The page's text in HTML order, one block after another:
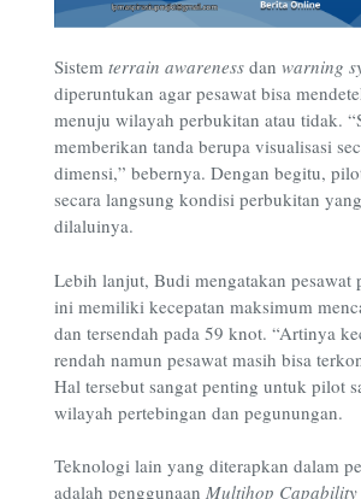
Sistem terrain awareness dan warning
diperuntukan agar pesawat bisa
menuju wilayah perbukitan atau tidak.
memberikan tanda berupa visualisasi
dimensi,” bebernya. Dengan begitu,
secara langsung kondisi perbukitan
dilaluinya.
Lebih lanjut, Budi mengatakan pesawat
ini memiliki kecepatan maksimum
dan tersendah pada 59 knot. “Artinya
rendah namun pesawat masih bisa
Hal tersebut sangat penting untuk pilot
wilayah pertebingan dan pegunungan.
Teknologi lain yang diterapkan dalam
adalah penggunaan Multihop Capability